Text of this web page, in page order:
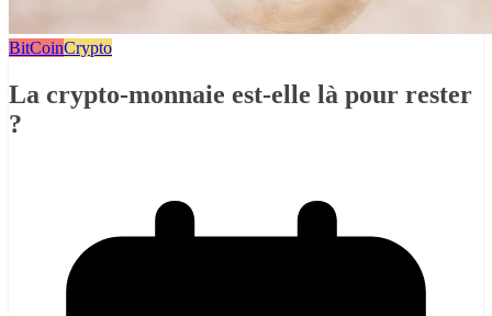
BitCoinCrypto
La crypto-monnaie est-elle là pour rester
?